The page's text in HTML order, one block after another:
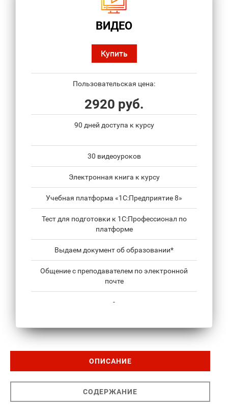
ВИДЕО
Купить
Пользовательская цена:
2920 руб.
90 дней доступа к курсу
30 видеоуроков
Электронная книга к курсу
Учебная платформа «1С:Предприятие 8»
Тест для подготовки к 1С:Профессионал по
платформе
Выдаем документ об образовании*
Общение с преподавателем по электронной
почте
-
ОПИСАНИЕ
СОДЕРЖАНИЕ